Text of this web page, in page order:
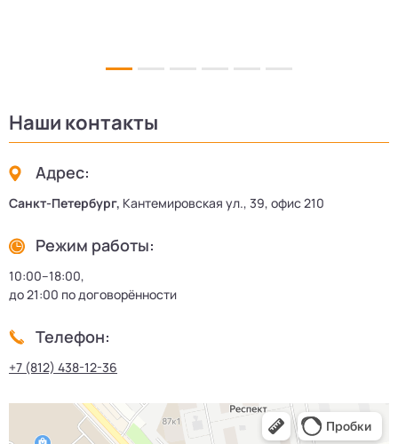
Наши контакты
Адрес:
Санкт-Петербург, Кантемировская ул., 39, офис 210
Режим работы:
10:00–18:00,
до 21:00 по договорённости
Телефон:
+7 (812) 438-12-36